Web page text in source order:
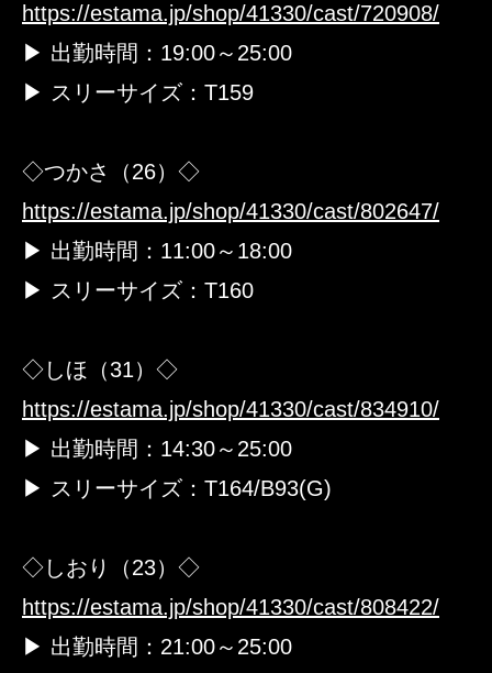
https://estama.jp/shop/41330/cast/720908/
▶ 出勤時間：19:00～25:00
▶ スリーサイズ：T159
◇つかさ（26）◇
https://estama.jp/shop/41330/cast/802647/
▶ 出勤時間：11:00～18:00
▶ スリーサイズ：T160
◇しほ（31）◇
https://estama.jp/shop/41330/cast/834910/
▶ 出勤時間：14:30～25:00
▶ スリーサイズ：T164/B93(G)
◇しおり（23）◇
https://estama.jp/shop/41330/cast/808422/
▶ 出勤時間：21:00～25:00